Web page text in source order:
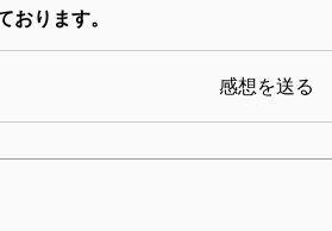
おります。
感想を送る